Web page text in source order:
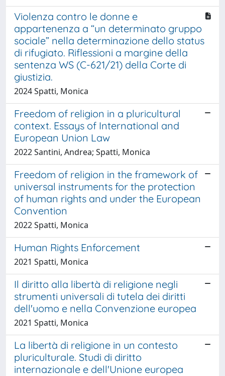
Violenza contro le donne e
appartenenza a “un determinato gruppo
sociale” nella determinazione dello status
di rifugiato. Riflessioni a margine della
sentenza WS (C-621/21) della Corte di
giustizia.
2024 Spatti, Monica
Freedom of religion in a pluricultural
context. Essays of International and
European Union Law
2022 Santini, Andrea; Spatti, Monica
Freedom of religion in the framework of
universal instruments for the protection
of human rights and under the European
Convention
2022 Spatti, Monica
Human Rights Enforcement
2021 Spatti, Monica
Il diritto alla libertà di religione negli
strumenti universali di tutela dei diritti
dell'uomo e nella Convenzione europea
2021 Spatti, Monica
La libertà di religione in un contesto
pluriculturale. Studi di diritto
internazionale e dell'Unione europea